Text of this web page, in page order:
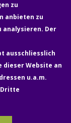
Medien
zu
anbieten zu
analysieren. Der
ausschliesslich
dieser Website an
u.a.m.